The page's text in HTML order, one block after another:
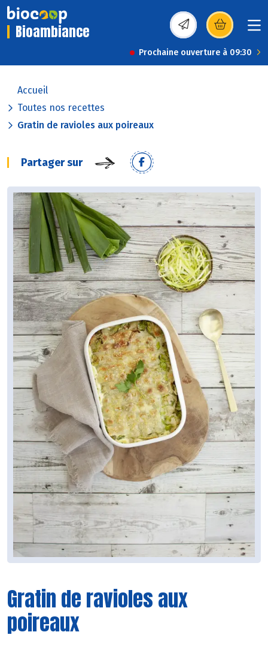
Bioambiance (s’ouvre dans une
Prochaine ouverture à 09:30
Accueil
Toutes nos recettes
Gratin de ravioles aux poireaux
Partager sur
Gratin de ravioles aux
poireaux